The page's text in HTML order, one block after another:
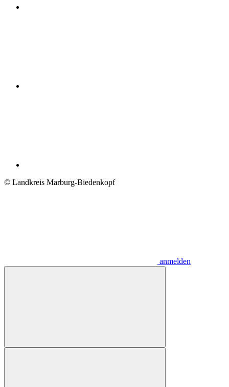
© Landkreis Marburg-Biedenkopf
anmelden